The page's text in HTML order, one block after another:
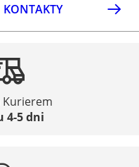
Kurierem
4-5 dni